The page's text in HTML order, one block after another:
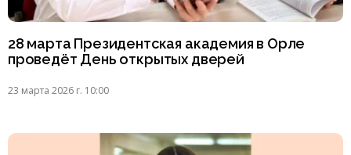
28 марта Президентская академия в Орле
проведёт День открытых дверей
23 марта 2026 г. 10:00